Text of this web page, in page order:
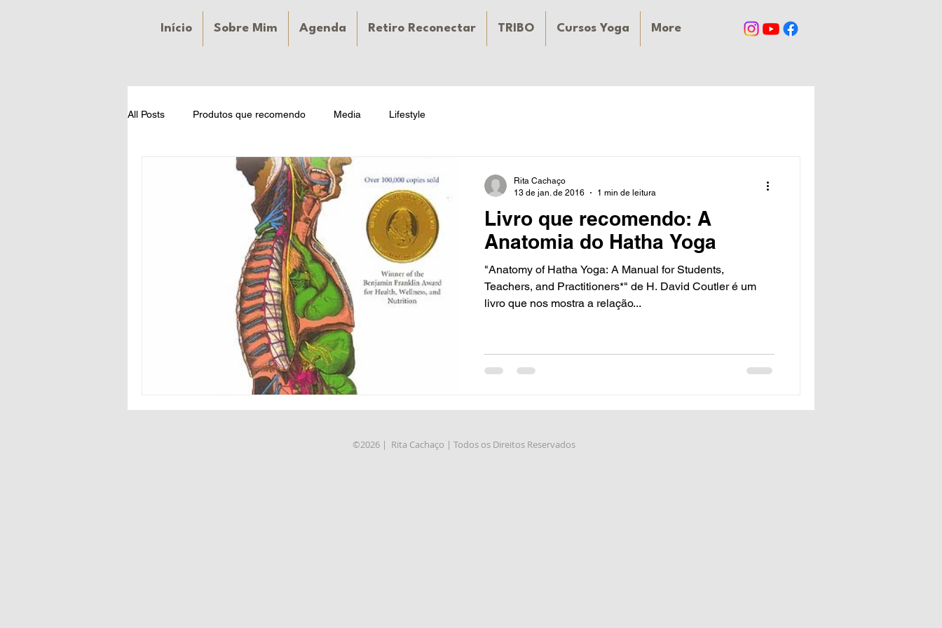
Início Sobre Mim Agenda Retiro Reconectar TRIBO Cursos Yoga More
All Posts Produtos que recomendo Media Lifestyle
Livro que recomendo: A
Anatomia do Hatha Yoga
"Anatomy of Hatha Yoga: A Manual for Students,
Teachers, and Practitioners*" de H. David Coutler é um
livro que nos mostra a relação...
Rita Cachaço
13 de jan. de 2016
1 min de leitura
©2026 | Rita Cachaço | Todos os Direitos Reservados